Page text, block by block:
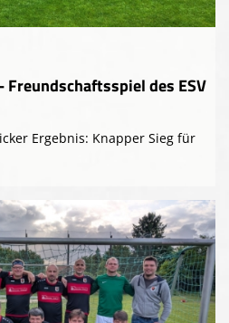
des ESV
Ergebnis: Knapper Sieg für